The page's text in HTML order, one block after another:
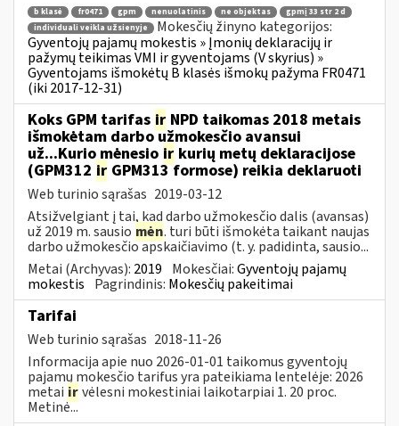
b klasė fr0471 gpm nenuolatinis ne objektas
gpmį 33 str 2 d
individuali veikla užsienyje
Mokesčių žinyno kategorijos:
Gyventojų pajamų mokestis » Įmonių deklaracijų ir
pažymų teikimas VMI ir gyventojams (V skyrius) »
Gyventojams išmokėtų B klasės išmokų pažyma FR0471
(iki 2017-12-31)
Koks GPM tarifas ir NPD taikomas 2018 metais
išmokėtam darbo užmokesčio avansui
už...Kurio mėnesio ir kurių metų deklaracijose
(GPM312 ir GPM313 formose) reikia deklaruoti
Web turinio sąrašas 2019-03-12
Atsižvelgiant į tai, kad darbo užmokesčio dalis (avansas)
už 2019 m. sausio mėn. turi būti išmokėta taikant naujas
darbo užmokesčio apskaičiavimo (t. y. padidinta, sausio...
Metai (Archyvas): 2019 Mokesčiai:Gyventojų pajamų
mokestis Pagrindinis: Mokesčių pakeitimai
Tarifai
Web turinio sąrašas 2018-11-26
Informacija apie nuo 2026-01-01 taikomus gyventojų
pajamų mokesčio tarifus yra pateikiama lentelėje: 2026
metai irvėlesni mokestiniai laikotarpiai 1. 20 proc.
Metinė...